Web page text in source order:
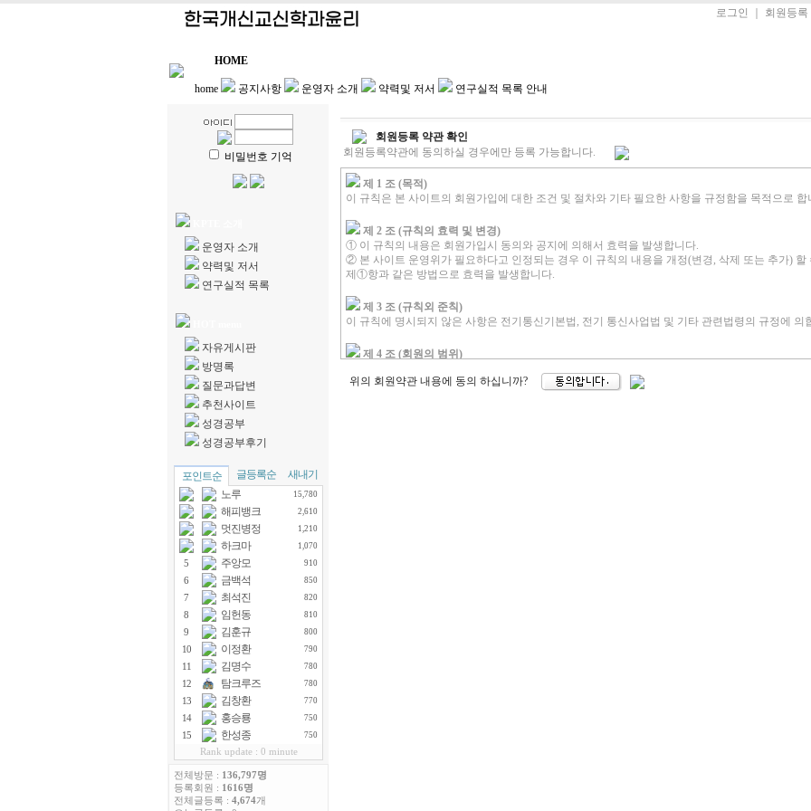
로그인 회원등록
HOME
home 공지사항 운영자 소개 약력및 저서 연구실적 목록 안내
비밀번호 기억
KPTE 소개
운영자 소개
약력및 저서
연구실적 목록
HOT menu
자유게시판
방명록
질문과답변
추천사이트
성경공부
성경공부후기
포인트순 글등록순
새내기
노루
15,780
해피뱅크 2,610
멋진병정 1,210
하크마 1,070
5 주앙모 910
6 금백석 850
7 최석진 820
8 임헌동 810
9 김훈규 800
10 이정환 790
11 김명수 780
12 탐크루즈 780
13 김창환 770
14 홍승룡 750
15 한성종 750
Rank update : 0 minute
전체방문 : 136,797명
등록회원 : 1616명
전체글등록 : 4,674개
회원등록 약관 확인
회원등록약관에 동의하실 경우에만 등록 가능합니다.
제 1 조 (목적)
이 규칙은 본 사이트의 회원가입에 대한 조건 및 절차와 기타 필요한 사항을 규정함을 목적으로 합
제 2 조 (규칙의 효력 및 변경)
① 이 규칙의 내용은 회원가입시 동의와 공지에 의해서 효력을 발생합니다.
② 본 사이트 운영위가 필요하다고 인정되는 경우 이 규칙의 내용을 개정(변경, 삭제 또는 추가) 할
제①항과 같은 방법으로 효력을 발생합니다.
제 3 조 (규칙외 준칙)
이 규칙에 명시되지 않은 사항은 전기통신기본법, 전기 통신사업법 및 기타 관련법령의 규정에 의
제 4 조 (회원의 범위)
② 비회원은 특정 영역의 게시판을 사용하실 수 없습니다.
위의 회원약관 내용에 동의 하십니까?